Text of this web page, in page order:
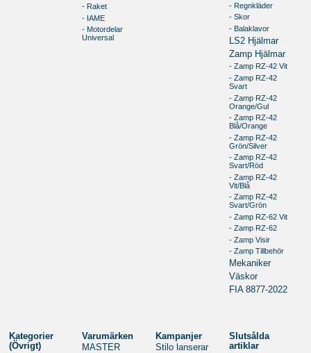
- Raket
- IAME
- Motordelar
Universal
- Regnkläder
- Skor
- Balaklavor
LS2 Hjälmar
Zamp Hjälmar
- Zamp RZ-42 Vit
- Zamp RZ-42
Svart
- Zamp RZ-42
Orange/Gul
- Zamp RZ-42
Blå/Orange
- Zamp RZ-42
Grön/Silver
- Zamp RZ-42
Svart/Röd
- Zamp RZ-42
Vit/Blå
- Zamp RZ-42
Svart/Grön
- Zamp RZ-62 Vit
- Zamp RZ-62
- Zamp Visir
- Zamp Tillbehör
Mekaniker
Väskor
FIA 8877-2022
Kategorier
(Övrigt)
Varumärken
MASTER
Kampanjer
Stilo lanserar
Slutsålda
artiklar